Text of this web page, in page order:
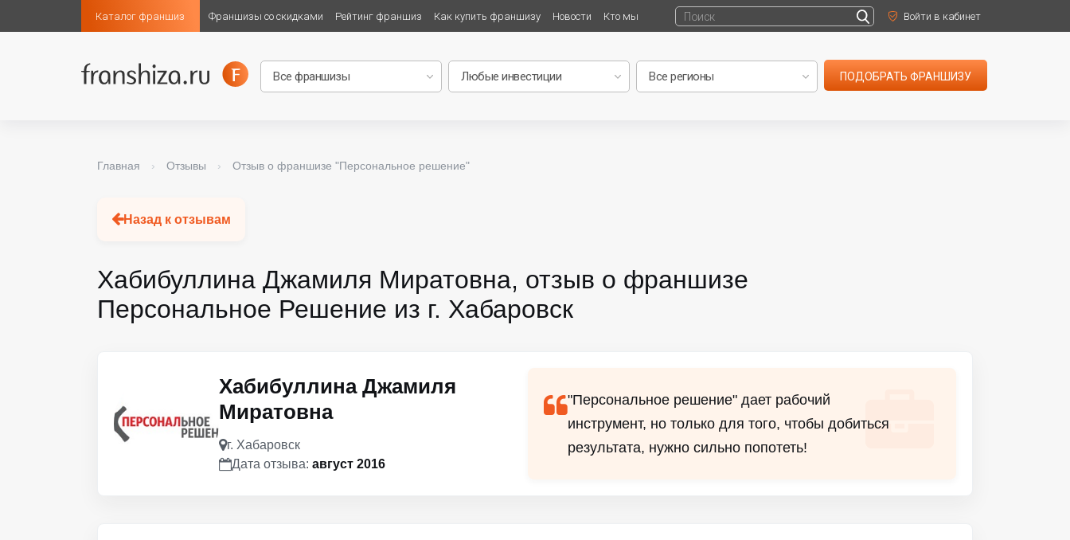
Каталог франшиз Франшизы со скидками Рейтинг франшиз Как купить франшизу Новости Кто мы Войти в кабинет
ПОДОБРАТЬ ФРАНШИЗУ
Главная › Отзывы › Отзыв о франшизе "Персональное решение"
Назад к отзывам
Хабибуллина Джамиля Миратовна, отзыв о франшизе
Персональное Решение из г. Хабаровск
Хабибуллина Джамиля
Миратовна
г. Хабаровск
Дата отзыва: август 2016
"Персональное решение" дает рабочий
инструмент, но только для того, чтобы добиться
результата, нужно сильно попотеть!